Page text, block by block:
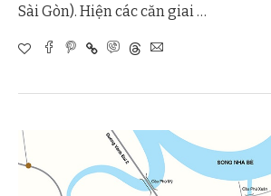
Sài Gòn). Hiện các căn giai …